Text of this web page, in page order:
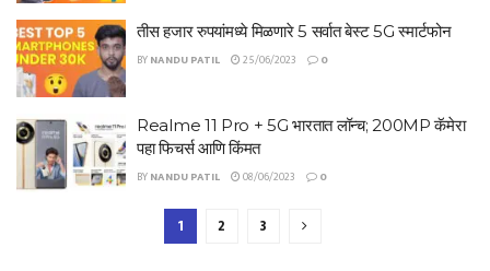
तीस हजार रुपयांमध्ये मिळणारे 5 सर्वात बेस्ट 5G स्मार्टफोन
BYNANDU PATIL 25/06/2023 0
Realme 11 Pro + 5G भारतात लॉन्च; 200MP कॅमेरा
पहा फिचर्स आणि किंमत
BYNANDU PATIL 08/06/2023 0
1 2 3